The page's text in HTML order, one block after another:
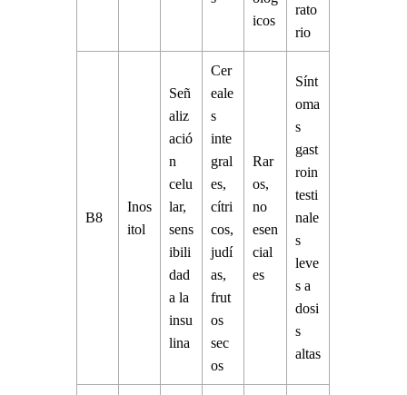
icos
rato
rio
B8
Inos
itol
Señ
aliz
ació
n
celu
lar,
sens
ibili
dad
a la
insu
lina
Cer
eale
s
inte
gral
es,
cítri
cos,
judí
as,
frut
os
sec
os
Rar
os,
no
esen
cial
es
Sínt
oma
s
gast
roin
testi
nale
s
leve
s a
dosi
s
altas